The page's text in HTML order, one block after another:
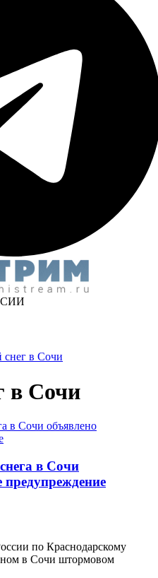
снег в Сочи
в Сочи
в Сочи
по Краснодарскому
в Сочи штормовом